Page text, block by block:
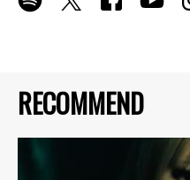
RECOMMEND